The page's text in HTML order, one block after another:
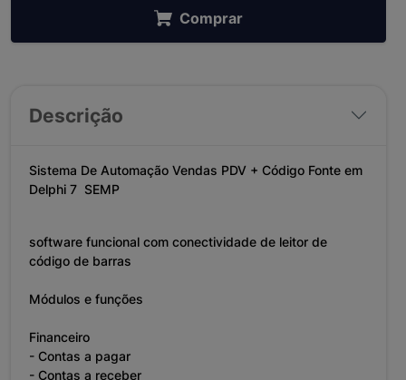
Comprar
Descrição
Sistema De Automação Vendas PDV + Código Fonte em
Delphi 7 SEMP
software funcional com conectividade de leitor de
código de barras
Módulos e funções
Financeiro
- Contas a pagar
- Contas a receber